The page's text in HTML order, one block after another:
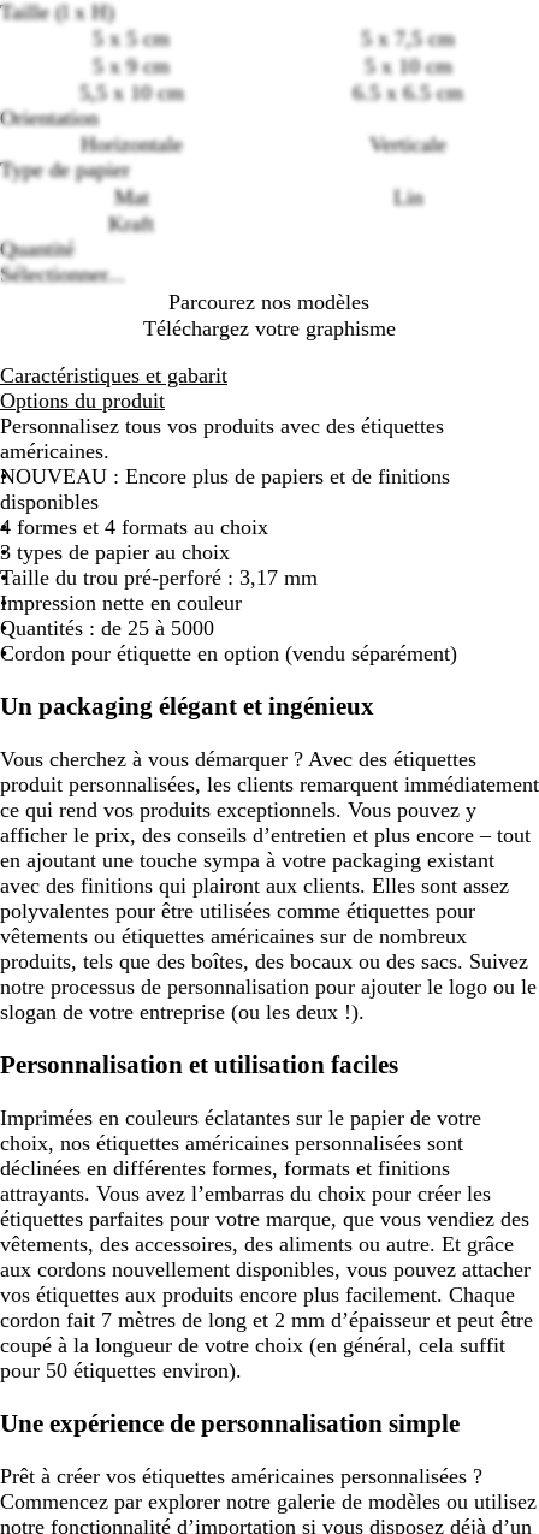
Taille (l x H)
5 x 5 cm
5 x 7,5 cm
5 x 9 cm
5 x 10 cm
5,5 x 10 cm
6.5 x 6.5 cm
Orientation
Horizontale
Verticale
Type de papier
Mat
Lin
Kraft
Quantité
Sélectionner...
Parcourez nos modèles
Téléchargez votre graphisme
Caractéristiques et gabarit
Options du produit
Personnalisez tous vos produits avec des étiquettes
américaines.
NOUVEAU : Encore plus de papiers et de finitions
disponibles
4 formes et 4 formats au choix
3 types de papier au choix
Taille du trou pré-perforé : 3,17 mm
Impression nette en couleur
Quantités : de 25 à 5000
Cordon pour étiquette en option (vendu séparément)
Un packaging élégant et ingénieux
Vous cherchez à vous démarquer ? Avec des étiquettes
produit personnalisées, les clients remarquent immédiatement
ce qui rend vos produits exceptionnels. Vous pouvez y
afficher le prix, des conseils d’entretien et plus encore – tout
en ajoutant une touche sympa à votre packaging existant
avec des finitions qui plairont aux clients. Elles sont assez
polyvalentes pour être utilisées comme étiquettes pour
vêtements ou étiquettes américaines sur de nombreux
produits, tels que des boîtes, des bocaux ou des sacs. Suivez
notre processus de personnalisation pour ajouter le logo ou le
slogan de votre entreprise (ou les deux !).
Personnalisation et utilisation faciles
Imprimées en couleurs éclatantes sur le papier de votre
choix, nos étiquettes américaines personnalisées sont
déclinées en différentes formes, formats et finitions
attrayants. Vous avez l’embarras du choix pour créer les
étiquettes parfaites pour votre marque, que vous vendiez des
vêtements, des accessoires, des aliments ou autre. Et grâce
aux cordons nouvellement disponibles, vous pouvez attacher
vos étiquettes aux produits encore plus facilement. Chaque
cordon fait 7 mètres de long et 2 mm d’épaisseur et peut être
coupé à la longueur de votre choix (en général, cela suffit
pour 50 étiquettes environ).
Une expérience de personnalisation simple
Prêt à créer vos étiquettes américaines personnalisées ?
Commencez par explorer notre galerie de modèles ou utilisez
notre fonctionnalité d’importation si vous disposez déjà d’un